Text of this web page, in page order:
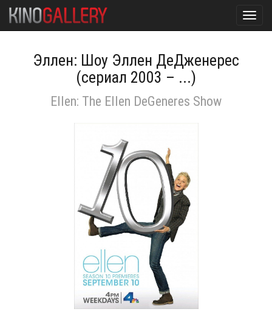
Эллен: Шоу Эллен ДеДженерес
(сериал 2003 – ...)
Ellen: The Ellen DeGeneres Show